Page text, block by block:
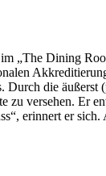
„The Dining
die
zu versehen. Er
erinnert er